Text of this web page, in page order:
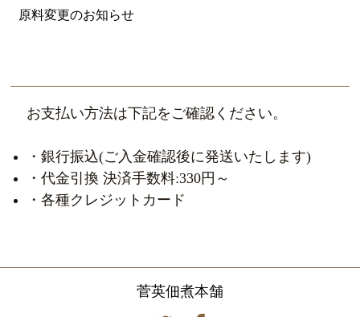
原料変更のお知らせ
お支払い方法は下記をご確認ください。
・銀行振込(ご入金確認後に発送いたします)
・代金引換 決済手数料ː330円～
・各種クレジットカード
菅英佃煮本舗